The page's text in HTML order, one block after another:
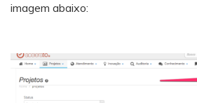
imagem abaixo: